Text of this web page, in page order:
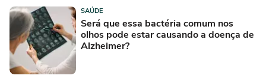
SAÚDE
Será que essa bactéria comum nos
olhos pode estar causando a doença de
Alzheimer?